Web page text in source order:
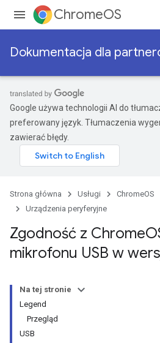
ChromeOS
Dokumentacja dla
Google używa technologii AI do
preferowany język. Tłumaczenia
zawierać błędy.
Strona główna Usługi ChromeOS
Urządzenia peryferyjne
Zgodność z Chrome
mikrofonu USB w
Na tej stronie
Legend
Przegląd
USB